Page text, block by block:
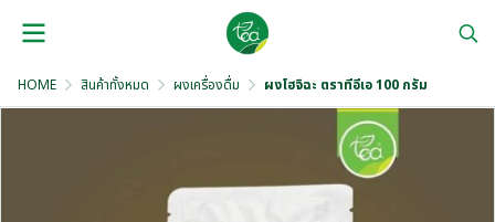
HOME สินค้าทั้งหมด ผงเครื่องดื่ม ผงโฮจิฉะ ตราทีอีเอ 100 กรัม